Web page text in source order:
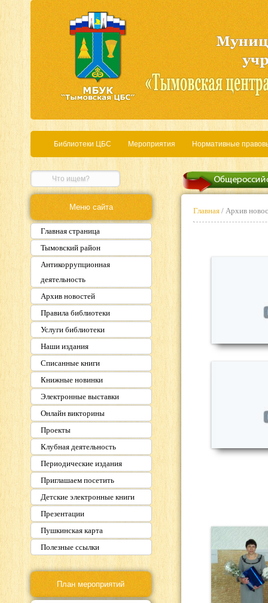
Библиотеки ЦБС Мероприятия Нормативные
Меню сайта
Главная страница
Тымовский район
Антикоррупционная
деятельность
Архив новостей
Правила библиотеки
Услуги библиотеки
Наши издания
Списанные книги
Книжные новинки
Электронные выставки
Онлайн викторины
Проекты
Клубная деятельность
Периодические издания
Приглашаем посетить
Детские электронные книги
Презентации
Пушкинская карта
Полезные ссылки
План мероприятий
Главная / Архив